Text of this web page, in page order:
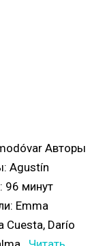
Авторы
Agustín
96 минут
Emma
Cuesta, Darío